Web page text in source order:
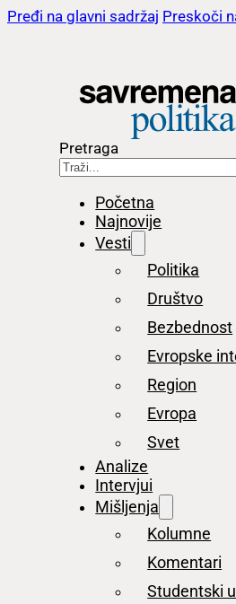
Pređi na glavni sadržaj Preskoči
Pretraga
Početna
Najnovije
Vesti
Politika
Društvo
Bezbednost
Evropske
Region
Evropa
Svet
Analize
Intervjui
Mišljenja
Kolumne
Komentari
Studentski